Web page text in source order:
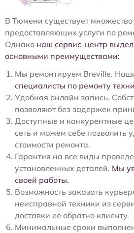
В Тюмени существует
предоставляющих услуги по
Однако наш сервис-центр
основными преимуществами:
Мы ремонтируем Breville.
специалисты по ремонту
Удобная онлайн запись.
позволяют без задержек
Доступные и конкурентные
сеть и можем себе позволить
стоимости ремонта.
Гарантия на все виды
установленных деталей. Мы
своей работы.
Возможность заказать
неисправной техники из
доставки ее обратно клиенту.
Минимальные сроки